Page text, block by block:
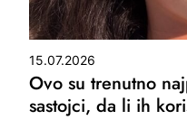
15.07.2026
Ovo su trenutno
sastojci, da li ih